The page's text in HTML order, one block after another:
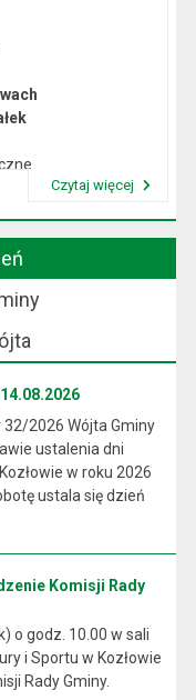
Czytaj więcej
2026 Wójta Gminy
ustalenia dni
w roku 2026
ustala się dzień
Komisji Rady
o godz. 10.00 w sali
i Sportu w Kozłowie
Rady Gminy.